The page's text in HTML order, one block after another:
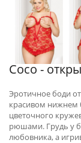
Coco -
Эротичное боди от
красивом нижнем
цветочного
рюшами. Грудь у
любовника, а